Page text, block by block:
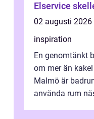
02 augusti 2026
inspiration
En genomtänkt
om mer än
Malmö är
använda rum